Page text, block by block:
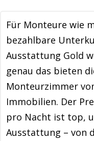
Für Monteure wie
bezahlbare
Ausstattung Gold
genau das bieten
Monteurzimmer
Immobilien. Der
pro Nacht ist top,
Ausstattung – von